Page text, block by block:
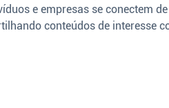
e empresas se conectem
conteúdos de interesse